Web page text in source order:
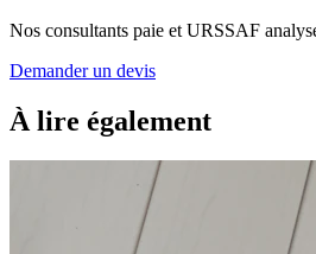
Nos consultants paie et URSSAF
Demander un devis
À lire également